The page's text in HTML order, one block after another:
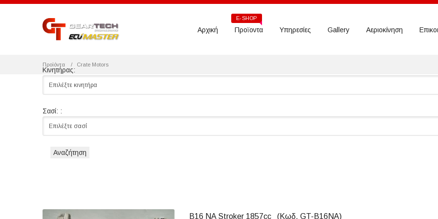
Αρχική Προϊοντα
E-SHOP
Υπηρεσίες Gallery Αεριοκίνηση
Προϊόντα Crate Motors
Κινητήρας:
Επιλέξτε κινητήρα
Σασί: :
Επιλέξτε σασί
B16 NA Stroker 1857cc (Κωδ. GT-B16NA)